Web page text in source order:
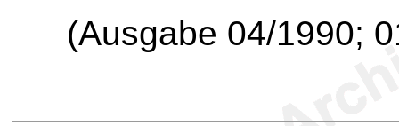
(Ausgabe 04/1990;